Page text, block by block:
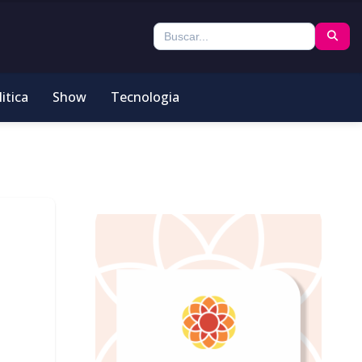
Show Tecnologia